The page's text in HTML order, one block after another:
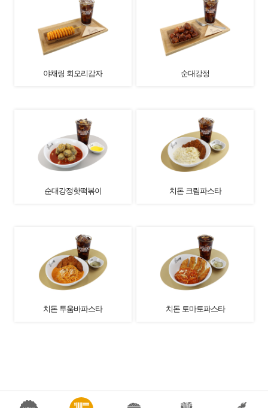
야채링 회오리감자 순대강정
순대강정핫떡볶이 치돈 크림파스타
치돈 투움바파스타 치돈 토마토파스타